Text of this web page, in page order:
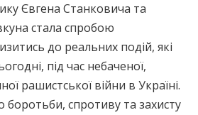
Євгена Станковича та
стала спробою
до реальних подій, які
під час небаченої,
рашистської війни в Україні.
боротьби, спротиву та захисту